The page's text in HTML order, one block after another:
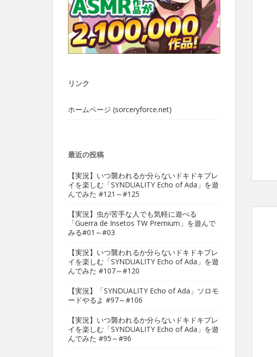
リンク
ホームページ (sorceryforce.net)
最近の投稿
【実況】いつ襲われるか分らないドキドキプレ
イを楽しむ「SYNDUALITY Echo of Ada」を遊
んでみた #121～#125
【実況】虫が苦手な人でも気軽に遊べる
「Guerra de Insetos TW Premium」を遊んで
みる#01～#03
【実況】いつ襲われるか分らないドキドキプレ
イを楽しむ「SYNDUALITY Echo of Ada」を遊
んでみた #107～#120
【実況】「SYNDUALITY Echo of Ada」ソロモ
ードやるよ #97～#106
【実況】いつ襲われるか分らないドキドキプレ
イを楽しむ「SYNDUALITY Echo of Ada」を遊
んでみた #95～#96